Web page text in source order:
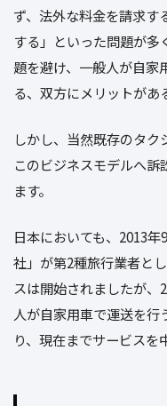
ず、法外な料金を請求す
する」といった問題が多
題を避け、一般人が自家
る、双方にメリットがあ
しかし、当然既存のタ
このビジネスモデルへ
ます。
日本においても、2013
社」が第2種旅行業者と
スは開始されましたが、
人が自家用車で運送を行
り、現在までサービスを